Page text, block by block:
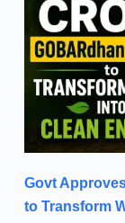
Govt
to Transform